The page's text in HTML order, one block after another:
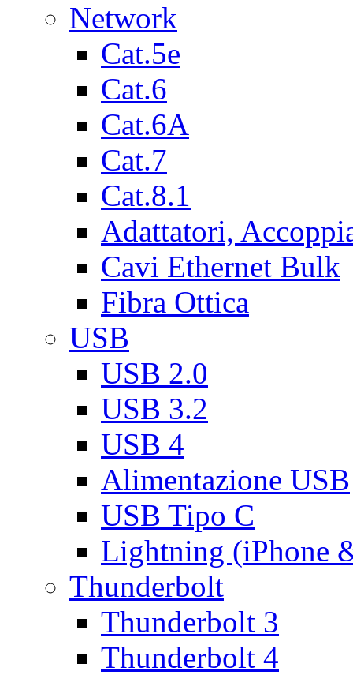
Network
Cat.5e
Cat.6
Cat.6A
Cat.7
Cat.8.1
Adattatori,
Cavi Ethernet Bulk
Fibra Ottica
USB
USB 2.0
USB 3.2
USB 4
Alimentazione USB
USB Tipo C
Lightning (iPhone
Thunderbolt
Thunderbolt 3
Thunderbolt 4